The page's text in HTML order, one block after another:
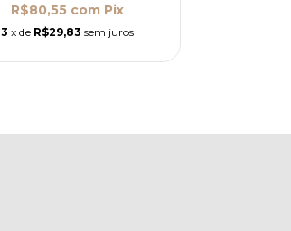
R$80,55 com Pix
3 x de R$29,83 sem juros